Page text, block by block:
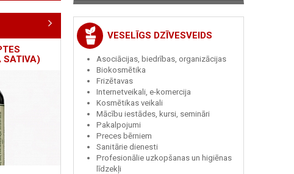
SATIVA)
VESELĪGS DZĪVESVEIDS
Asociācijas, biedrības, organizācijas
Biokosmētika
Frizētavas
Internetveikali, e-komercija
Kosmētikas veikali
Mācību iestādes, kursi, semināri
Pakalpojumi
Preces bērniem
Sanitārie dienesti
Profesionālie uzkopšanas un higiēnas
līdzekļi